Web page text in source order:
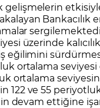
etkisiyle
üzerinde
eğilimini
ortalama
ortalama
ve 55 periyotluk
devam ettiğine